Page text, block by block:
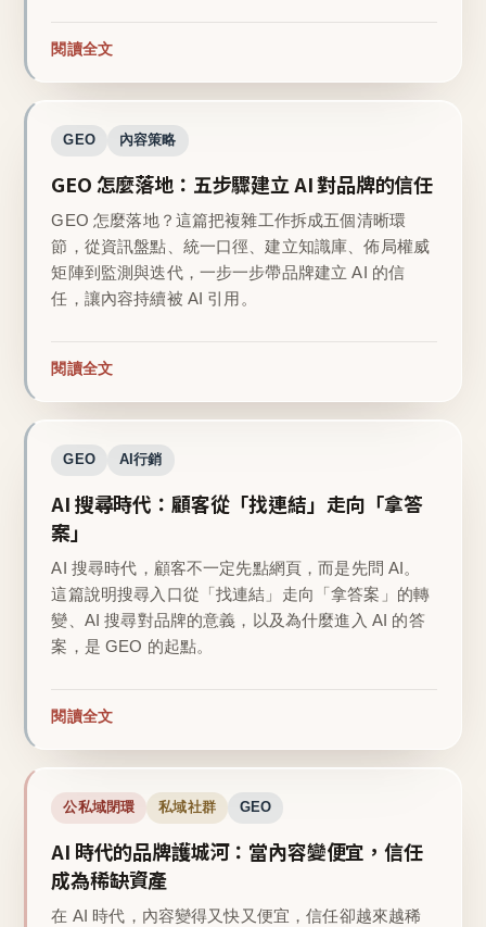
閱讀全文
GEO 內容策略
GEO 怎麼落地：五步驟建立 AI 對品牌的信任
GEO 怎麼落地？這篇把複雜工作拆成五個清晰環
節，從資訊盤點、統一口徑、建立知識庫、佈局權威
矩陣到監測與迭代，一步一步帶品牌建立 AI 的信
任，讓內容持續被 AI 引用。
閱讀全文
GEO AI行銷
AI 搜尋時代：顧客從「找連結」走向「拿答
案」
AI 搜尋時代，顧客不一定先點網頁，而是先問 AI。
這篇說明搜尋入口從「找連結」走向「拿答案」的轉
變、AI 搜尋對品牌的意義，以及為什麼進入 AI 的答
案，是 GEO 的起點。
閱讀全文
公私域閉環 私域社群 GEO
AI 時代的品牌護城河：當內容變便宜，信任
成為稀缺資產
在 AI 時代，內容變得又快又便宜，信任卻越來越稀